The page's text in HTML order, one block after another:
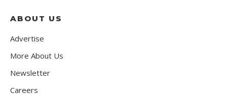
ABOUT US
Advertise
More About Us
Newsletter
Careers